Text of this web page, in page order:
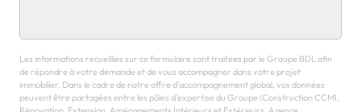
Chargement...
Les informations recueillies sur ce formulaire sont traitées par le Groupe BDL afin
de répondre à votre demande et de vous accompagner dans votre projet
immobilier. Dans le cadre de notre offre d'accompagnement global, vos données
peuvent être partagées entre les pôles d'expertise du Groupe (Construction CCMI,